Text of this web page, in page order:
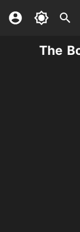
The